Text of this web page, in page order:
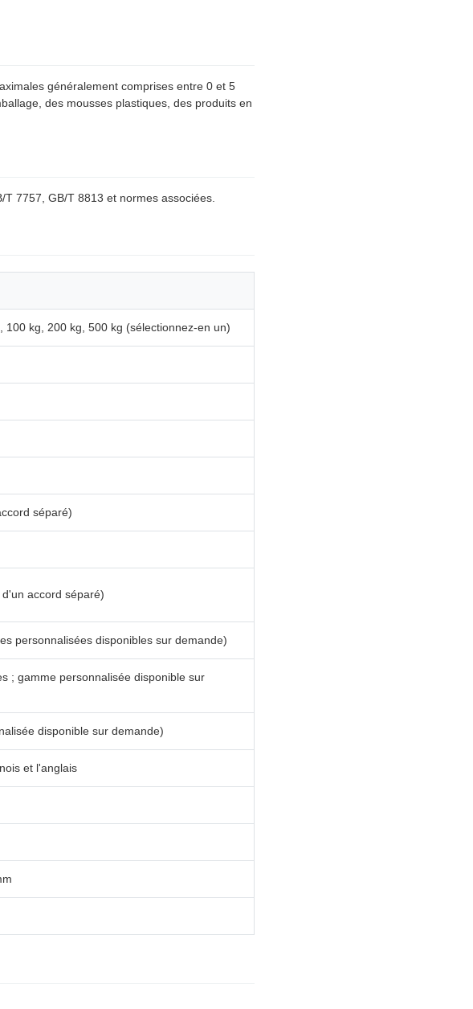
généralement comprises entre 0 et 5
des mousses plastiques, des produits en
7757, GB/T 8813 et normes associées.
100 kg, 200 kg, 500 kg (sélectionnez-en un)
séparé)
accord séparé)
personnalisées disponibles sur demande)
; gamme personnalisée disponible sur
disponible sur demande)
et l'anglais